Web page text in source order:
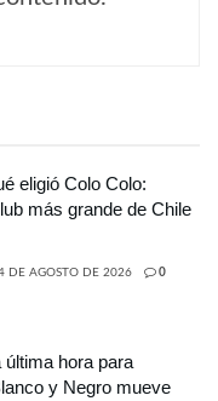
eligió Colo Colo:
más grande de Chile
DE AGOSTO DE 2026 0
hora para
y Negro mueve